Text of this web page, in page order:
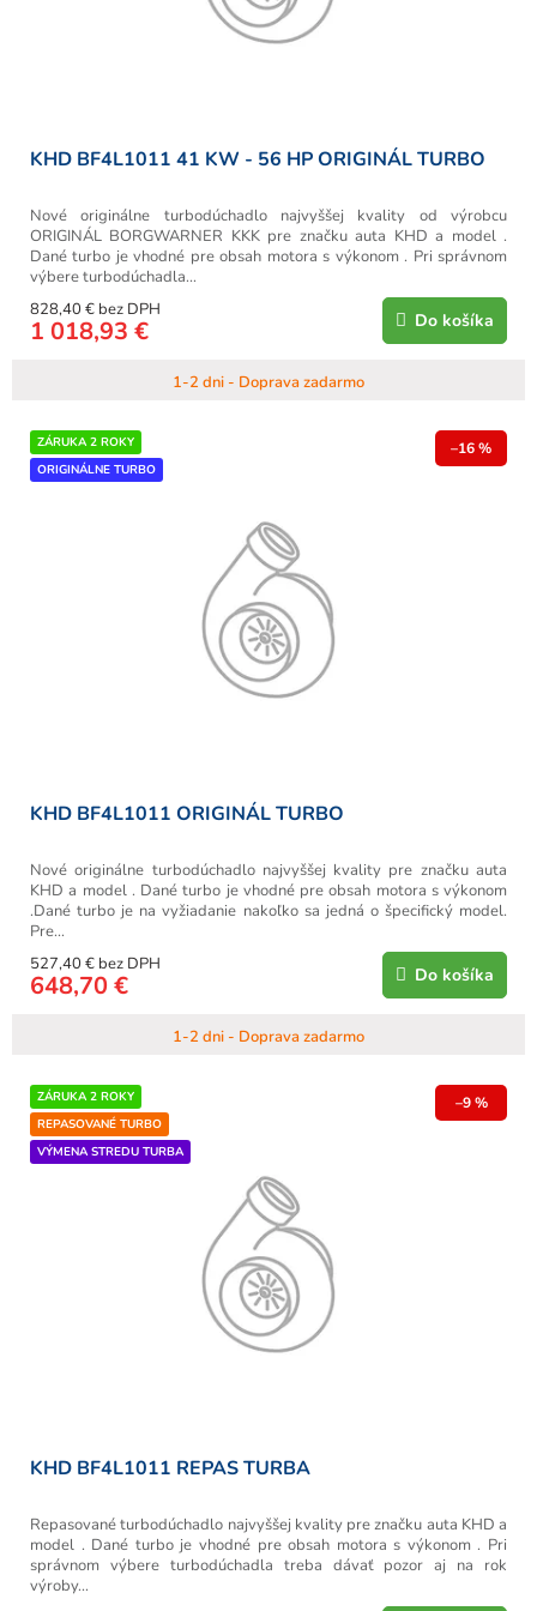
KHD BF4L1011 41 KW - 56 HP ORIGINÁL TURBO
1-2 dni - Doprava zadarmo
828,40 € bez DPH
1 018,93 € Do košíka
Nové originálne turbodúchadlo najvyššej kvality od výrobcu
ORIGINÁL BORGWARNER KKK pre značku auta KHD a model .
Dané turbo je vhodné pre obsah motora s výkonom . Pri správnom
výbere turbodúchadla...
ZÁRUKA 2 ROKY
ORIGINÁLNE TURBO
–16 %
KHD BF4L1011 ORIGINÁL TURBO
1-2 dni - Doprava zadarmo
527,40 € bez DPH
648,70 € Do košíka
Nové originálne turbodúchadlo najvyššej kvality pre značku auta
KHD a model . Dané turbo je vhodné pre obsah motora s výkonom
.Dané turbo je na vyžiadanie nakoľko sa jedná o špecifický model.
Pre...
ZÁRUKA 2 ROKY
REPASOVANÉ TURBO
VÝMENA STREDU TURBA
–9 %
KHD BF4L1011 REPAS TURBA
Repasované turbodúchadlo najvyššej kvality pre značku auta KHD a
model . Dané turbo je vhodné pre obsah motora s výkonom . Pri
správnom výbere turbodúchadla treba dávať pozor aj na rok
výroby...